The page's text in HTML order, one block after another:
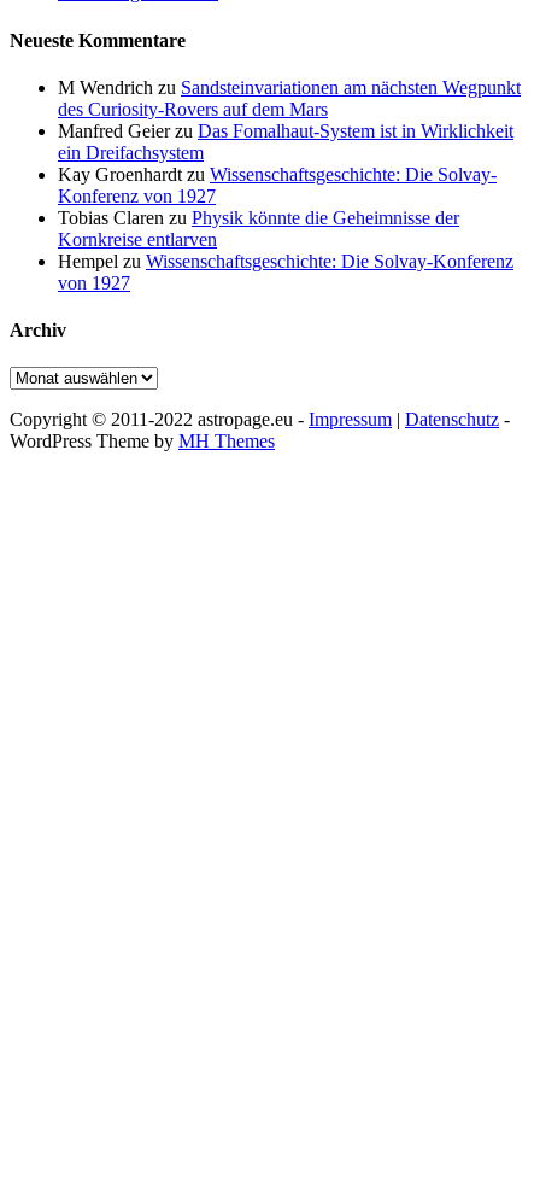
Neueste Kommentare
M Wendrich zu Sandsteinvariationen am nächsten Wegpunkt
des Curiosity-Rovers auf dem Mars
Manfred Geierzu Das Fomalhaut-System ist in Wirklichkeit
ein Dreifachsystem
Kay Groenhardt zu Wissenschaftsgeschichte: Die Solvay-
Konferenz von 1927
Tobias Claren zu Physik könnte die Geheimnisse der
Kornkreise entlarven
Hempel zu Wissenschaftsgeschichte: Die Solvay-Konferenz
von 1927
Archiv
Archiv
Copyright © 2011-2022 astropage.eu - Impressum | Datenschutz -
WordPress Theme by MH Themes